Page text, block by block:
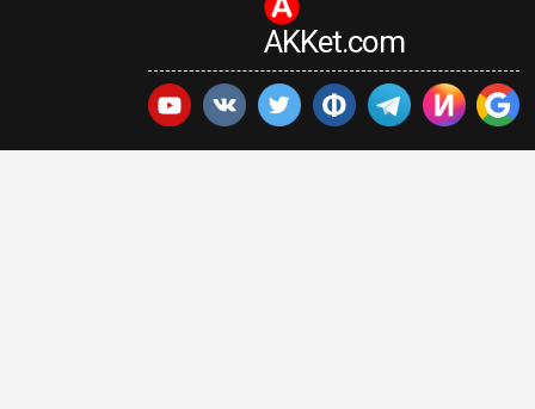
AKKet.com